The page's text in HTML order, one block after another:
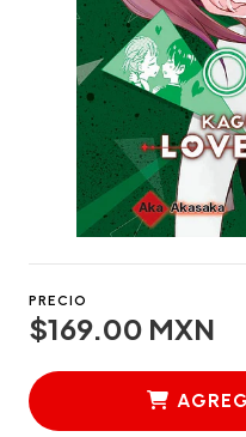
PRECIO
$169.00 MXN